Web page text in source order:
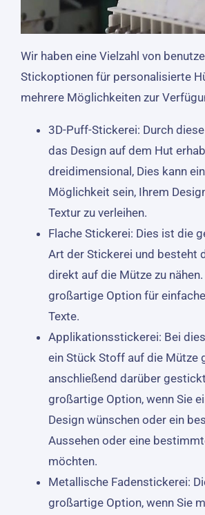
Wir haben eine Vielzahl von
Stickoptionen für personalisierte
mehrere Möglichkeiten zur
3D-Puff-Stickerei: Durch
das Design auf dem Hut
dreidimensional, Dies kann
Möglichkeit sein, Ihrem
Textur zu verleihen.
Flache Stickerei: Dies ist die
Art der Stickerei und besteht
direkt auf die Mütze zu
großartige Option für
Texte.
Applikationsstickerei: Bei
ein Stück Stoff auf die Mütze
anschließend darüber
großartige Option, wenn Sie
Design wünschen oder ein
Aussehen oder eine
möchten.
Metallische Fadenstickerei:
großartige Option, wenn Sie